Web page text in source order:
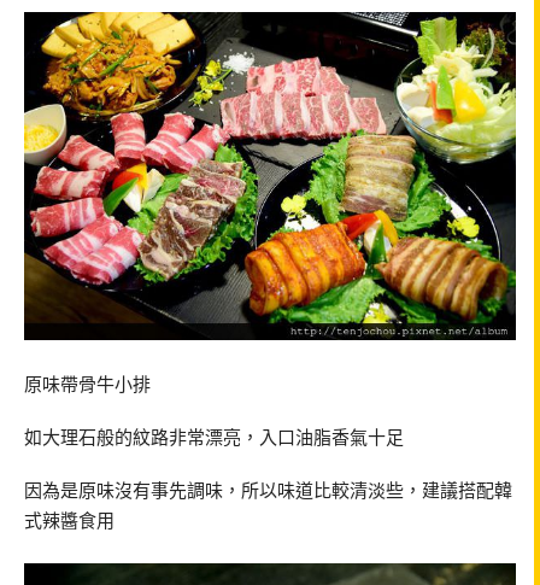
原味帶骨牛小排
如大理石般的紋路非常漂亮，入口油脂香氣十足
因為是原味沒有事先調味，所以味道比較清淡些，建議搭配韓
式辣醬食用